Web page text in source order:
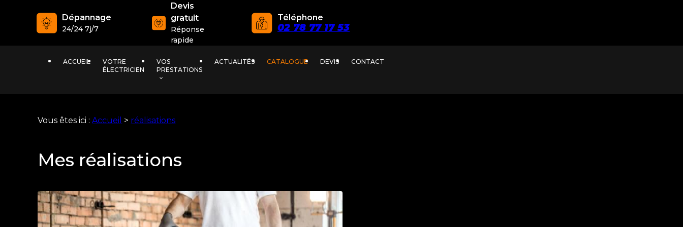
Dépannage
24/24 7j/7
Devis
gratuit
Réponse
rapide
Téléphone
02 78 77 17 53
ACCUEIL
VOTRE
ÉLECTRICIEN
VOS
PRESTATIONS
ACTUALITÉS CATALOGUE DEVIS CONTACT
Vous êtes ici :Accueil > réalisations
Mes réalisations